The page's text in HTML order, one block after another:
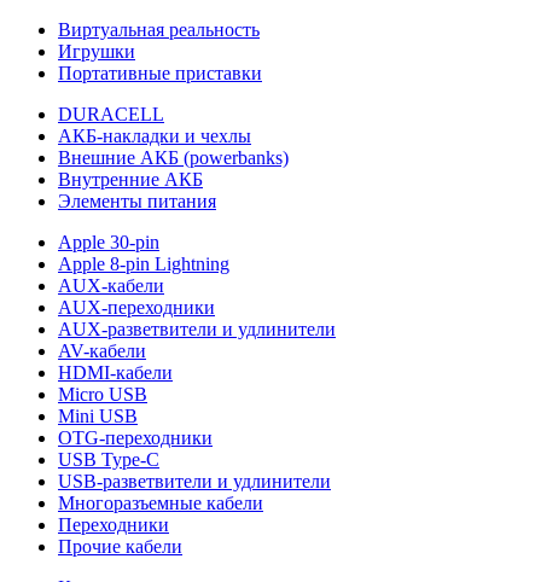
Виртуальная реальность
Игрушки
Портативные приставки
DURACELL
АКБ-накладки и чехлы
Внешние АКБ (powerbanks)
Внутренние АКБ
Элементы питания
Apple 30-pin
Apple 8-pin Lightning
AUX-кабели
AUX-переходники
AUX-разветвители и удлинители
AV-кабели
HDMI-кабели
Micro USB
Mini USB
OTG-переходники
USB Type-C
USB-разветвители и удлинители
Многоразъемные кабели
Переходники
Прочие кабели